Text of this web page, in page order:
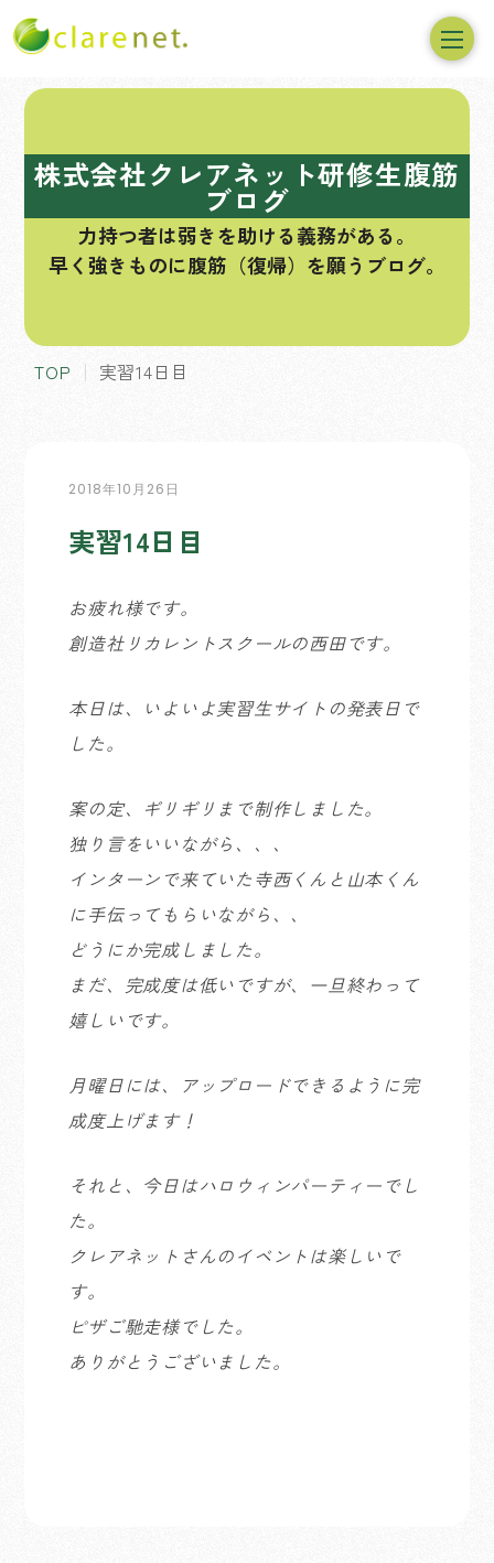
株式会社クレアネット研修生腹筋
ブログ
力持つ者は弱きを助ける義務がある。
早く強きものに腹筋（復帰）を願うブログ。
TOP 実習14日目
2018年10月26日
実習14日目
お疲れ様です。
創造社リカレントスクールの西田です。
本日は、いよいよ実習生サイトの発表日で
した。
案の定、ギリギリまで制作しました。
独り言をいいながら、、、
インターンで来ていた寺西くんと山本くん
に手伝ってもらいながら、、
どうにか完成しました。
まだ、完成度は低いですが、一旦終わって
嬉しいです。
月曜日には、アップロードできるように完
成度上げます！
それと、今日はハロウィンパーティーでし
た。
クレアネットさんのイベントは楽しいで
す。
ピザご馳走様でした。
ありがとうございました。